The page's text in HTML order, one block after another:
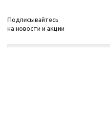
Подписывайтесь
на новости и акции